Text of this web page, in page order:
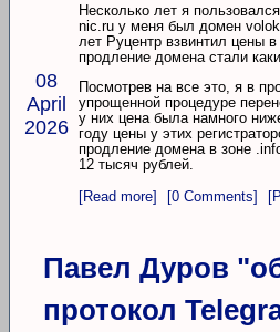
08
April
2026
Несколько лет я
nic.ru у меня был домен
лет Руцентр взвинтил цены
продление домена стали
Посмотрев на все это, я в
упрощенной процедуре
у них цена была намного
году цены у этих
продление домена в зоне
12 тысяч рублей.
[Read more]
[0 Comments]
Павел Дуров
протокол